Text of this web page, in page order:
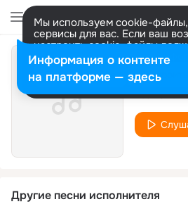
Мы используем cookie-
сервисы для вас. Если ваш
настроить cookie-файлы
представитель. Больше
Разрешить все Настроить
Above
Year One
Другие песни исполнителя
Информация о контенте
на платформе — здесь